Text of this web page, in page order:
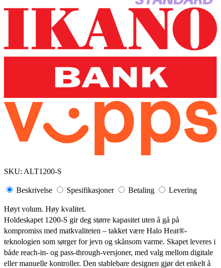
SKU: ALT1200-S
Beskrivelse Spesifikasjoner Betaling Levering
Høyt volum. Høy kvalitet.
Holdeskapet 1200-S gir deg større kapasitet uten å gå på
kompromiss med matkvaliteten – takket være Halo Heat®-
teknologien som sørger for jevn og skånsom varme. Skapet leveres i
både reach-in- og pass-through-versjoner, med valg mellom digitale
eller manuelle kontroller. Den stablebare designen gjør det enkelt å